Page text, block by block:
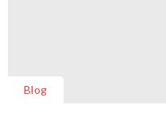
Blog